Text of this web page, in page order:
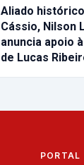
Aliado
Cássio, Nilson
anuncia apoio
de Lucas
PORTAL